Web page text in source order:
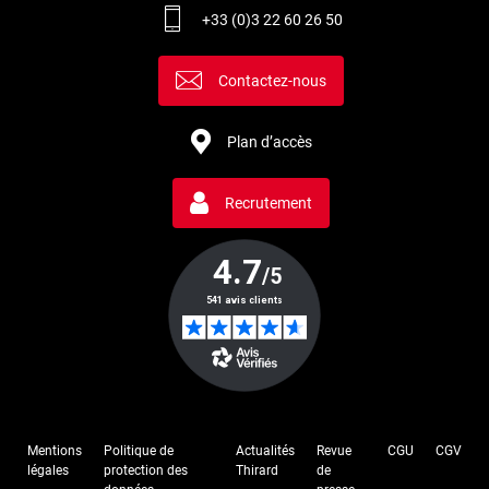
+33 (0)3 22 60 26 50
Contactez-nous
Plan d’accès
Recrutement
Mentions
légales
Politique de
protection des
Actualités
Thirard
Revue
de
CGU CGV